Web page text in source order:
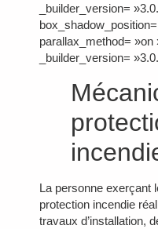
_builder_version=
parallax_method= »on
_builder_version=
La personne exerçant
protection incendie
travaux d’installation,